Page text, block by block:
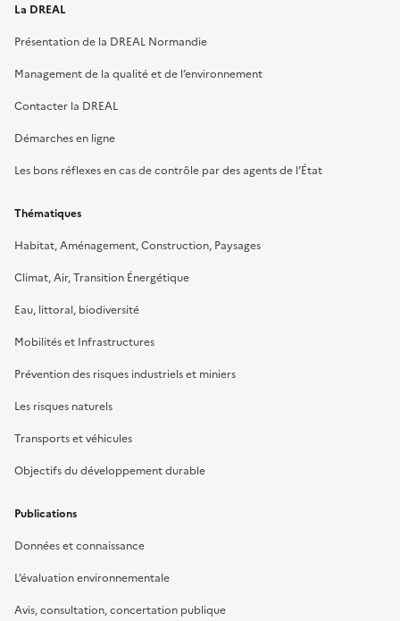
La DREAL
Présentation de la DREAL Normandie
Management de la qualité et de l’environnement
Contacter la DREAL
Démarches en ligne
Les bons réflexes en cas de contrôle par des agents de l’État
Thématiques
Habitat, Aménagement, Construction, Paysages
Climat, Air, Transition Énergétique
Eau, littoral, biodiversité
Mobilités et Infrastructures
Prévention des risques industriels et miniers
Les risques naturels
Transports et véhicules
Objectifs du développement durable
Publications
Données et connaissance
L’évaluation environnementale
Avis, consultation, concertation publique